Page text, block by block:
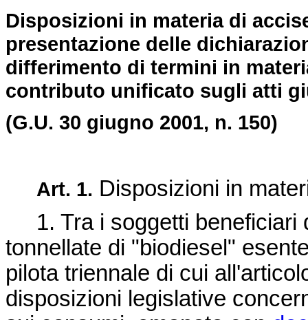
Disposizioni in materia di
presentazione delle
differimento di termini in
contributo unificato sugli atti
(G.U. 30 giugno 2001, n. 150)
Art. 1. Disposizioni in
1. Tra i soggetti beneficiari
tonnellate di "biodiesel"
pilota triennale di cui
disposizioni legislative